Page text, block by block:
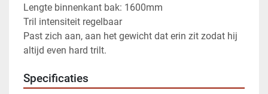
Lengte binnenkant bak: 1600mm
Tril intensiteit regelbaar
Past zich aan, aan het gewicht dat erin zit zodat hij
altijd even hard trilt.
Specificaties